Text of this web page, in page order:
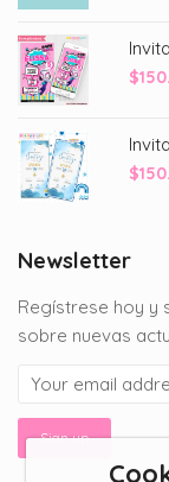
$
$
Newsletter
Regístrese hoy y
sobre nuevas